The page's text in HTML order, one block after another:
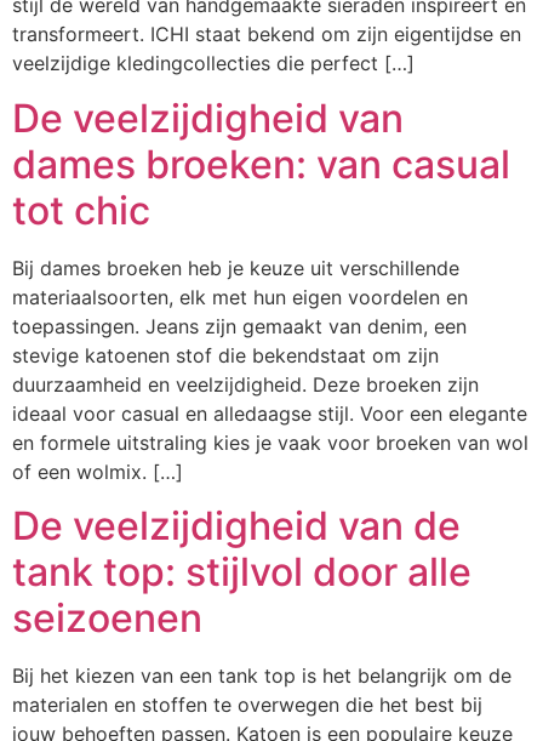
stijl de wereld van handgemaakte sieraden inspireert en
transformeert. ICHI staat bekend om zijn eigentijdse en
veelzijdige kledingcollecties die perfect […]
De veelzijdigheid van
dames broeken: van casual
tot chic
Bij dames broeken heb je keuze uit verschillende
materiaalsoorten, elk met hun eigen voordelen en
toepassingen. Jeans zijn gemaakt van denim, een
stevige katoenen stof die bekendstaat om zijn
duurzaamheid en veelzijdigheid. Deze broeken zijn
ideaal voor casual en alledaagse stijl. Voor een elegante
en formele uitstraling kies je vaak voor broeken van wol
of een wolmix. […]
De veelzijdigheid van de
tank top: stijlvol door alle
seizoenen
Bij het kiezen van een tank top is het belangrijk om de
materialen en stoffen te overwegen die het best bij
jouw behoeften passen. Katoen is een populaire keuze